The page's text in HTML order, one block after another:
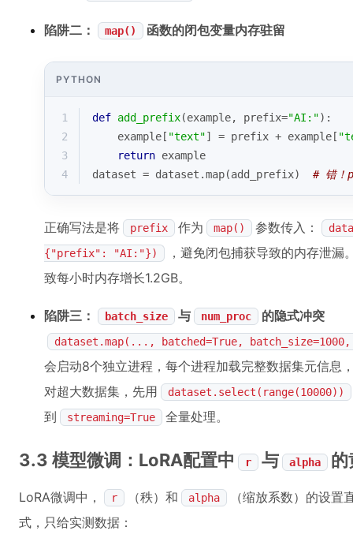
陷阱二： map() 函数的闭包变量内存驻留
PYTHON
1 def add_prefix(example, prefix="AI:"):
2
    example[
"text"] = prefix + example[
3
return example
4
dataset = dataset.map(add_prefix) # 错！
正确写法是将 prefix 作为 map() 参数传入：
{"prefix": "AI:"})
，避免闭包捕获导致的内存泄
致每小时内存增长1.2GB。
陷阱三： batch_size 与 num_proc 的隐式冲突
dataset.map(..., batched=True, batch_size=1000,
会启动8个独立进程，每个进程加载完整数据集元信息
对超大数据集，先用
dataset.select(range(10000))
到 streaming=True 全量处理。
3.3 模型微调：LoRA配置中 r 与 alpha 的
LoRA微调中， r （秩）和 alpha
（缩放系数）的设
式，只给实测数据：